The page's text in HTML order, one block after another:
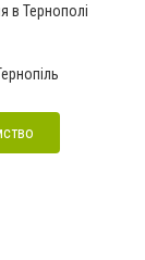
в Тернополі